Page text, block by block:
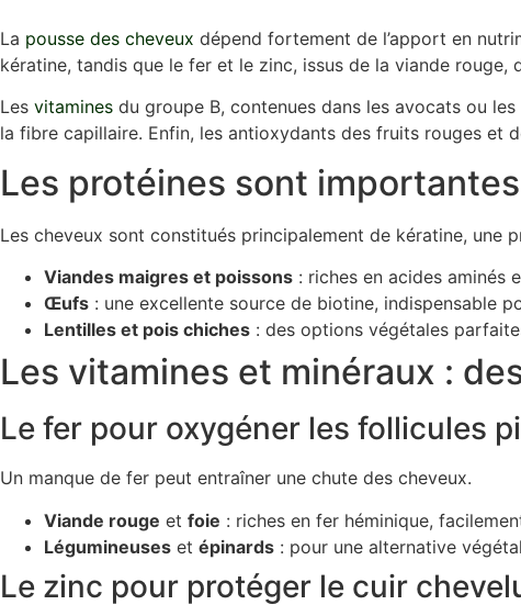
La pousse des cheveux dépend fortement de l’apport en
kératine, tandis que le fer et le zinc, issus de la viande
Les vitamines du groupe B, contenues dans les avocats ou
la fibre capillaire. Enfin, les antioxydants des fruits rouges et
Les protéines sont
Les cheveux sont constitués principalement de kératine, une
Viandes maigres et poissons : riches en acides aminés
Œufs : une excellente source de biotine, indispensable
Lentilles et pois chiches : des options végétales
Les vitamines et minéraux :
Le fer pour oxygéner les follicules
Un manque de fer peut entraîner une chute des cheveux.
Viande rouge et foie : riches en fer héminique,
Légumineuses et épinards : pour une alternative
Le zinc pour protéger le cuir